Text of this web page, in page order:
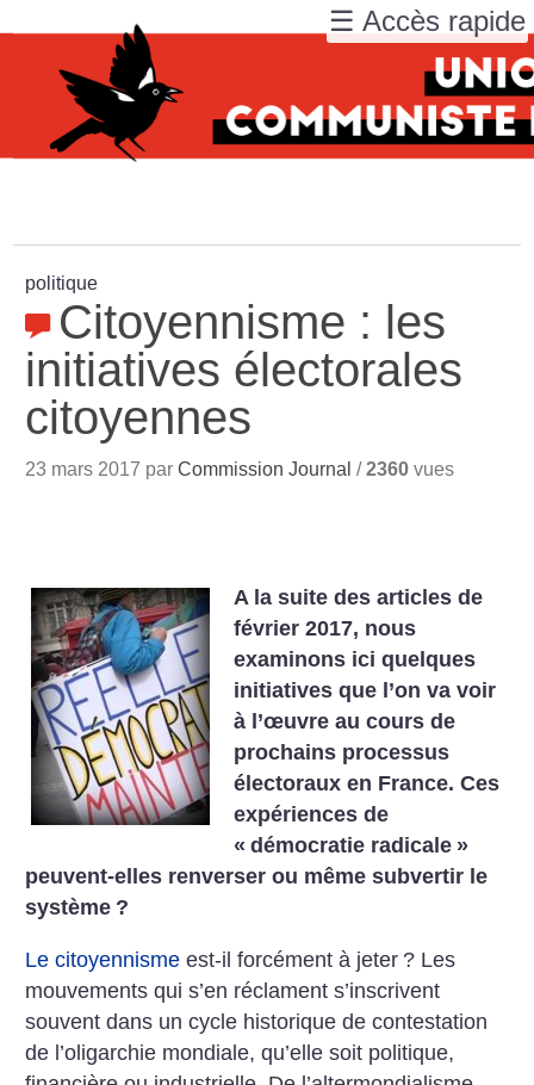
politique
Citoyennisme : les
initiatives électorales
citoyennes
23 mars 2017 parCommission Journal /2360 vues
A la suite des articles de
février 2017, nous
examinons ici quelques
initiatives que l’on va voir
à l’œuvre au cours de
prochains processus
électoraux en France. Ces
expériences de
« démocratie radicale »
peuvent-elles renverser ou même subvertir le
système ?
Le citoyennisme est-il forcément à jeter ? Les
mouvements qui s’en réclament s’inscrivent
souvent dans un cycle historique de contestation
de l’oligarchie mondiale, qu’elle soit politique,
☰ Accès rapide